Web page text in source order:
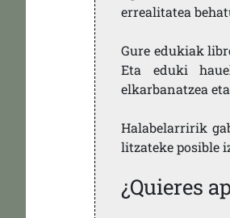
errealitatea
Gure edukiak
Eta eduki
elkarbanatzea
Halabelarririk
litzateke posible
¿Quieres